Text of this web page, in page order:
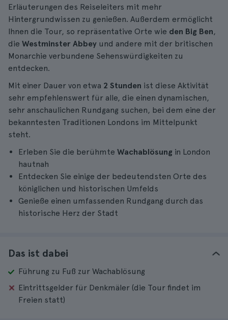
Erläuterungen des Reiseleiters mit mehr
Hintergrundwissen zu genießen. Außerdem ermöglicht
Ihnen die Tour, so repräsentative Orte wie den Big Ben,
die Westminster Abbey und andere mit der britischen
Monarchie verbundene Sehenswürdigkeiten zu
entdecken.
Mit einer Dauer von etwa 2 Stunden ist diese Aktivität
sehr empfehlenswert für alle, die einen dynamischen,
sehr anschaulichen Rundgang suchen, bei dem eine der
bekanntesten Traditionen Londons im Mittelpunkt
steht.
Erleben Sie die berühmte Wachablösung in London
hautnah
Entdecken Sie einige der bedeutendsten Orte des
königlichen und historischen Umfelds
Genieße einen umfassenden Rundgang durch das
historische Herz der Stadt
Das ist dabei
Führung zu Fuß zur Wachablösung
Eintrittsgelder für Denkmäler (die Tour findet im
Freien statt)